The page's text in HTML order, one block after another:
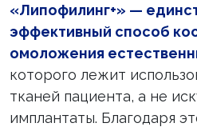
«Липофилинг+» —
эффективный способ
омоложения
которого лежит
тканей пациента, а не
имплантаты. Благодаря